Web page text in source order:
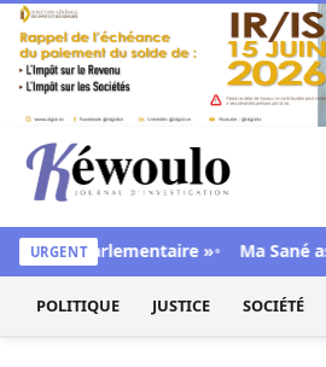
Aller au contenu
Kéwoulo, le premier site
URGENTparlementaire » Ma Sané
POLITIQUE JUSTICE SOCIÉTÉ